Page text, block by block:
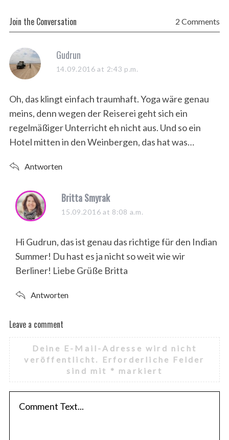
Join the Conversation 2 Comments
s
a
s
:
Gudrun
14.09.2016 at 2:43 p.m.
Oh, das klingt einfach traumhaft. Yoga wäre genau
meins, denn wegen der Reiserei geht sich ein
regelmäßiger Unterricht eh nicht aus. Und so ein
Hotel mitten in den Weinbergen, das hat was…
Antworten
s
a
s
:
Britta Smyrak
15.09.2016 at 8:08 a.m.
Hi Gudrun, das ist genau das richtige für den Indian
Summer! Du hast es ja nicht so weit wie wir
Berliner! Liebe Grüße Britta
Antworten
L
e
a
v
e
Leave a comment
Deine E-Mail-Adresse wird nicht
veröffentlicht.
Erforderliche Felder
sind mit * markiert